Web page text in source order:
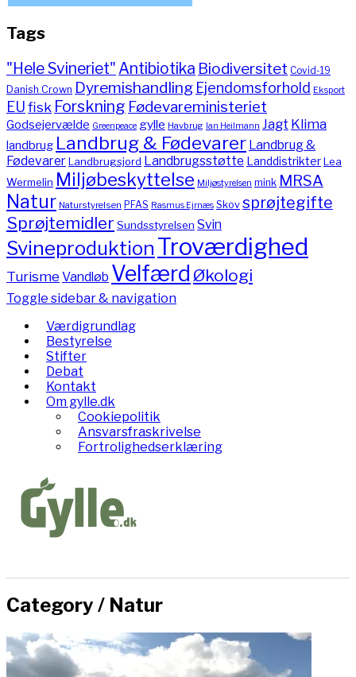
Tags
"Hele Svineriet" Antibiotika Biodiversitet Covid-19
Danish Crown Dyremishandling Ejendomsforhold Eksport
EUfisk Forskning Fødevareministeriet
Godsejervælde Greenpeace gylle Havbrug Ian Heilmann Jagt Klima
landbrug Landbrug & Fødevarer Landbrug &
FødevarerLandbrugsjord Landbrugsstøtte LanddistrikterLea
Wermelin Miljøbeskyttelse Miljøstyrelsen mink MRSA
Natur Naturstyrelsen PFAS Rasmus Ejrnæs Skov sprøjtegifte
Sprøjtemidler Sundsstyrelsen Svin
Svineproduktion Troværdighed
TurismeVandløb Velfærd Økologi
Toggle sidebar & navigation
Værdigrundlag
Bestyrelse
Stifter
Debat
Kontakt
Om gylle.dk
Cookiepolitik
Ansvarsfraskrivelse
Fortrolighedserklæring
Category / Natur